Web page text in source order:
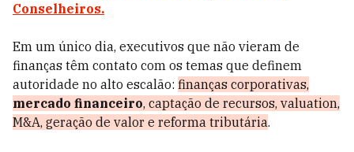
Conselheiros.
Em um único dia, executivos que não vieram de
finanças têm contato com os temas que definem
autoridade no alto escalão: finanças corporativas,
mercado financeiro, captação de recursos, valuation,
M&A, geração de valor e reforma tributária.